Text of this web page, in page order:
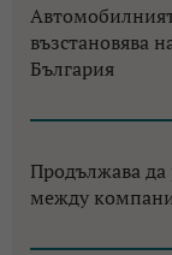
възстановява
България
Продължава да
между